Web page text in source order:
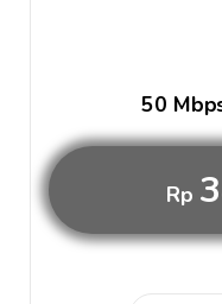
50
Rp